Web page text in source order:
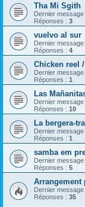
Tha Mi Sgith
Dernier
Réponses : 3
vuelvo al sur
Dernier
Réponses : 4
Chicken reel
Dernier
Réponses : 1
Las
Dernier
Réponses : 10
La bergera-
Dernier
Réponses : 1
samba em
Dernier
Réponses : 5
Dernier
Réponses : 35